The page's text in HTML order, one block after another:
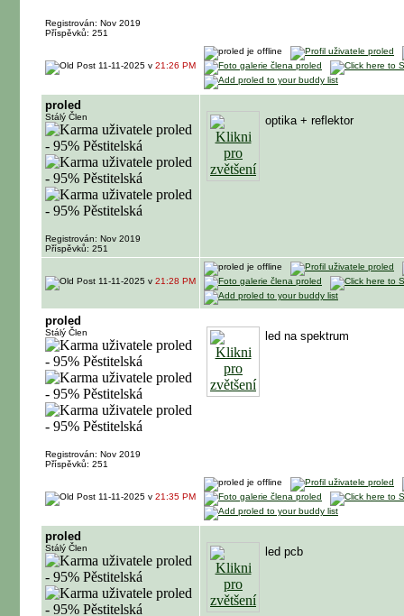
Registrován: Nov 2019
Příspěvků: 251
11-11-2025 v 21:26 PM
proled
Stálý Člen
Registrován: Nov 2019
Příspěvků: 251
optika + reflektor
11-11-2025 v 21:28 PM
proled
Stálý Člen
Registrován: Nov 2019
Příspěvků: 251
led na spektrum
11-11-2025 v 21:35 PM
proled
Stálý Člen led pcb